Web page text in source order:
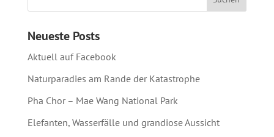
Neueste Posts
Aktuell auf Facebook
Naturparadies am Rande der Katastrophe
Pha Chor – Mae Wang National Park
Elefanten, Wasserfälle und grandiose Aussicht